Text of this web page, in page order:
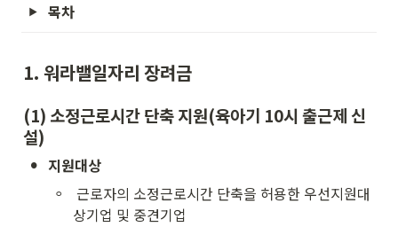
목차
1. 워라밸일자리 장려금
(1) 소정근로시간 단축 지원(육아기 10시 출근제 신
설)
• 지원대상
◦
상기업 및 중견기업